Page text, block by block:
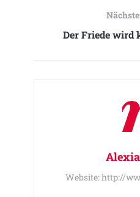
Der Friede wird
Website: http://